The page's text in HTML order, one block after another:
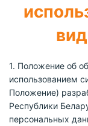
1. Положение об
использованием
Положение)
Республики
персональных